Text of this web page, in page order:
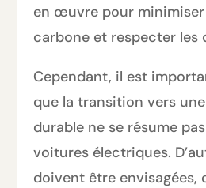
en œuvre pour
carbone et respecter les
Cependant, il est
que la transition vers
durable ne se résume
voitures électriques.
doivent être envisagées,